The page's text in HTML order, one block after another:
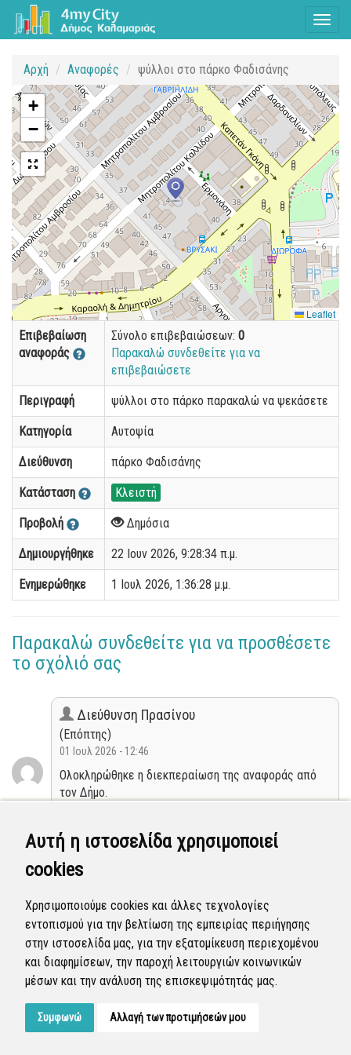
Αυτή η ιστοσελίδα χρησιμοποιεί
cookies
Χρησιμοποιούμε cookies και άλλες τεχνολογίες
εντοπισμού για την βελτίωση της εμπειρίας περιήγησης
στην ιστοσελίδα μας, για την εξατομίκευση περιεχομένου
και διαφημίσεων, την παροχή λειτουργιών κοινωνικών
μέσων και την ανάλυση της επισκεψιμότητάς μας.
Συμφωνώ Αλλαγή των προτιμήσεών μου
Αρχή Αναφορές ψύλλοι στο πάρκο Φαδισάνης
+
−
Leaflet
Επιβεβαίωση
αναφοράς
Σύνολο επιβεβαιώσεων: 0
Παρακαλώ συνδεθείτε για να
επιβεβαιώσετε
Περιγραφή ψύλλοι στο πάρκο παρακαλώ να ψεκάσετε
Κατηγορία Αυτοψία
Διεύθυνση πάρκο Φαδισάνης
Κατάσταση Κλειστή
Προβολή Δημόσια
Δημιουργήθηκε 22 Ιουν 2026, 9:28:34 π.μ.
Ενημερώθηκε 1 Ιουλ 2026, 1:36:28 μ.μ.
Παρακαλώ συνδεθείτε για να προσθέσετε
το σχόλιό σας
Διεύθυνση Πρασίνου
(Επόπτης)
01 Ιουλ 2026 - 12:46
Ολοκληρώθηκε η διεκπεραίωση της αναφοράς από
τον Δήμο.
Διεύθυνση Πρασίνου
(Επόπτης)
22 Ιουν 2026 - 09:59
Η αναφορά προγραμματίστηκε να επιλυθεί.
Προγραμματισμένη